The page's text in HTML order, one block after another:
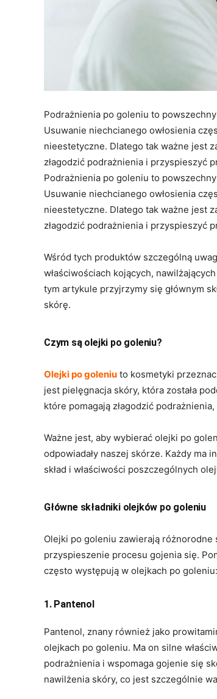
Podrażnienia po goleniu to
Usuwanie niechcianego owłosienia
nieestetyczne. Dlatego tak ważne jest
złagodzić podrażnienia i przyspieszyć
Podrażnienia po goleniu to
Usuwanie niechcianego owłosienia
nieestetyczne. Dlatego tak ważne jest
złagodzić podrażnienia i przyspieszyć
Wśród tych produktów szczególną
właściwościach kojących,
tym artykule przyjrzymy się głównym
skórę.
Czym są olejki po goleniu?
Olejki po goleniu to kosmetyki
jest pielęgnacja skóry, która została
które pomagają złagodzić
Ważne jest, aby wybierać olejki po
odpowiadały naszej skórze. Każdy ma
skład i właściwości poszczególnych
Główne składniki olejków po goleniu
Olejki po goleniu zawierają różnorodne
przyspieszenie procesu gojenia się.
często występują w olejkach po goleniu:
1. Pantenol
Pantenol, znany również jako
olejkach po goleniu. Ma on silne
podrażnienia i wspomaga gojenie się
nawilżenia skóry, co jest szczególnie